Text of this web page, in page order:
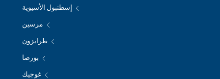
إسطنبول الأسيوية
مرسين
طرابزون
بورصا
غوجيك